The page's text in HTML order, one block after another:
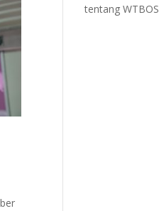
tentang WTBOS